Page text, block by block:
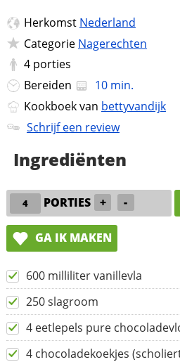
Herkomst Nederland
Categorie Nagerechten
4 porties
Bereiden
10 min.
Kookboek van bettyvandijk
Schrijf een review
Ingrediënten
PORTIES + -
GA IK MAKEN
600 milliliter vanillevla
250 slagroom
4 eetlepels pure
4 chocoladekoekjes